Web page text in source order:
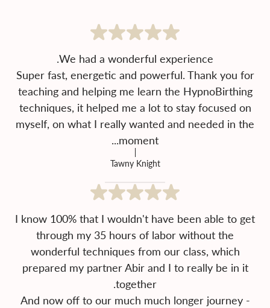
Super fast, energetic and powerful. Thank you for
teaching and helping me learn the HypnoBirthing
techniques, it helped me a lot to stay focused on
myself, on what I really wanted and needed in the
moment...
Tawny Knight
I know 100% that I wouldn't have been able to get
through my 35 hours of labor without the
wonderful techniques from our class, which
prepared my partner Abir and I to really be in it
And now off to our much much longer journey -